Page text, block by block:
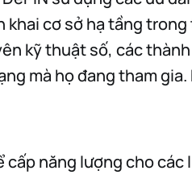
cơ sở hạ tầng
kỹ thuật số, các
mà họ đang tham gia.
cấp năng lượng cho các